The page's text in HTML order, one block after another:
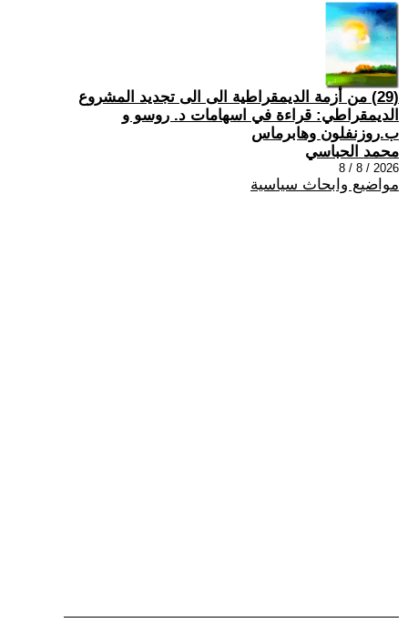
(29) من أزمة الديمقراطية الى الى تجديد المشروع
الديمقراطي: قراءة في اسهامات د. روسو و
ب.روزنفلون وهابرماس
محمد الحباسي
2026 / 8 / 8
مواضيع وابحاث سياسية